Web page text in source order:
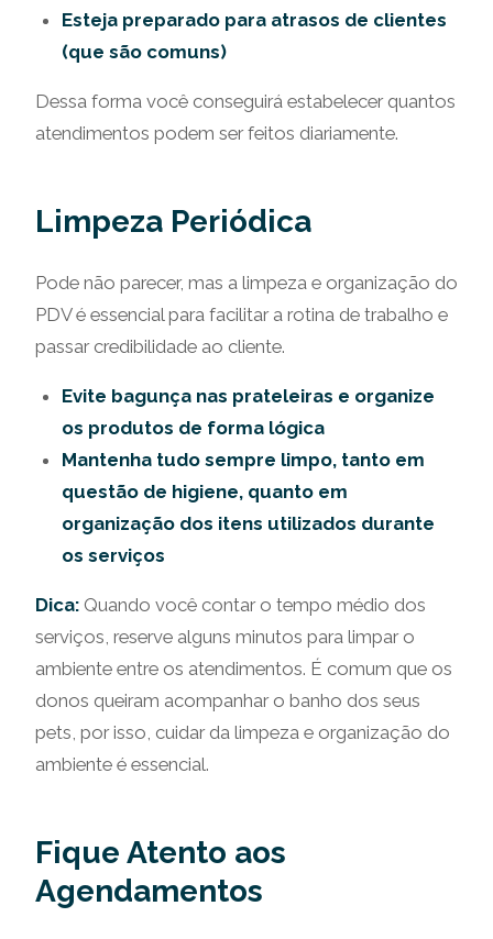
Esteja preparado para atrasos de clientes
(que são comuns)
Dessa forma você conseguirá estabelecer quantos
atendimentos podem ser feitos diariamente.
Limpeza Periódica
Pode não parecer, mas a limpeza e organização do
PDV é essencial para facilitar a rotina de trabalho e
passar credibilidade ao cliente.
Evite bagunça nas prateleiras e organize
os produtos de forma lógica
Mantenha tudo sempre limpo, tanto em
questão de higiene, quanto em
organização dos itens utilizados durante
os serviços
Dica: Quando você contar o tempo médio dos
serviços, reserve alguns minutos para limpar o
ambiente entre os atendimentos. É comum que os
donos queiram acompanhar o banho dos seus
pets, por isso, cuidar da limpeza e organização do
ambiente é essencial.
Fique Atento aos
Agendamentos